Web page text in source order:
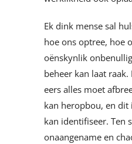
Ek dink mense sal
hoe ons optree, hoe
oënskynlik
beheer kan laat
eers alles moet
kan heropbou, en dit
kan identifiseer. Ten
onaangename en